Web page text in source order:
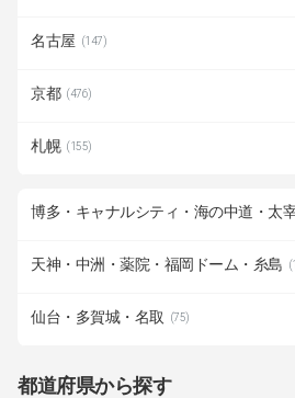
名古屋 (147)
京都 (476)
札幌 (155)
博多・キャナルシティ・海の中道・太
天神・中洲・薬院・福岡ドーム・糸島
仙台・多賀城・名取 (75)
都道府県から探す